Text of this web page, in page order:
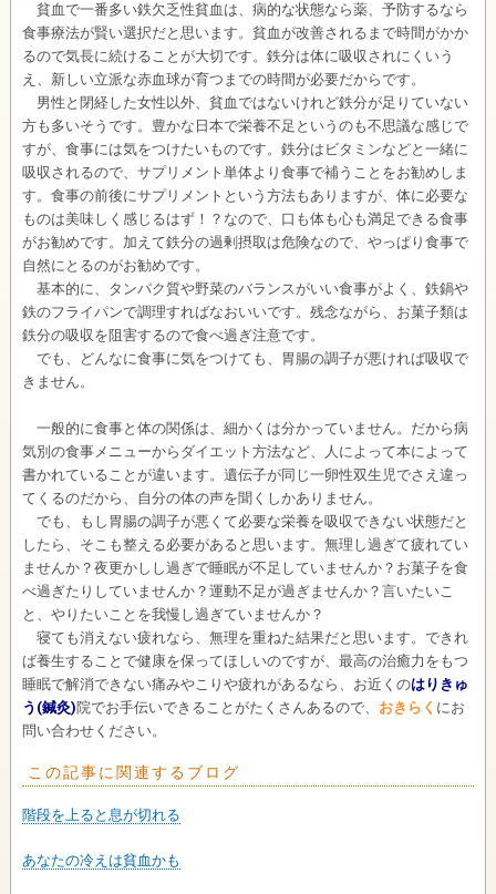
貧血で一番多い鉄欠乏性貧血は、病的な状態なら薬、予防するなら
食事療法が賢い選択だと思います。貧血が改善されるまで時間がかか
るので気長に続けることが大切です。鉄分は体に吸収されにくいう
え、新しい立派な赤血球が育つまでの時間が必要だからです。
男性と閉経した女性以外、貧血ではないけれど鉄分が足りていない
方も多いそうです。豊かな日本で栄養不足というのも不思議な感じで
すが、食事には気をつけたいものです。鉄分はビタミンなどと一緒に
吸収されるので、サプリメント単体より食事で補うことをお勧めしま
す。食事の前後にサプリメントという方法もありますが、体に必要な
ものは美味しく感じるはず！？なので、口も体も心も満足できる食事
がお勧めです。加えて鉄分の過剰摂取は危険なので、やっぱり食事で
自然にとるのがお勧めです。
基本的に、タンパク質や野菜のバランスがいい食事がよく、鉄鍋や
鉄のフライパンで調理すればなおいいです。残念ながら、お菓子類は
鉄分の吸収を阻害するので食べ過ぎ注意です。
でも、どんなに食事に気をつけても、胃腸の調子が悪ければ吸収で
きません。
一般的に食事と体の関係は、細かくは分かっていません。だから病
気別の食事メニューからダイエット方法など、人によって本によって
書かれていることが違います。遺伝子が同じ一卵性双生児でさえ違っ
てくるのだから、自分の体の声を聞くしかありません。
でも、もし胃腸の調子が悪くて必要な栄養を吸収できない状態だと
したら、そこも整える必要があると思います。無理し過ぎて疲れてい
ませんか？夜更かしし過ぎで睡眠が不足していませんか？お菓子を食
べ過ぎたりしていませんか？運動不足が過ぎませんか？言いたいこ
と、やりたいことを我慢し過ぎていませんか？
寝ても消えない疲れなら、無理を重ねた結果だと思います。できれ
ば養生することで健康を保ってほしいのですが、最高の治癒力をもつ
睡眠で解消できない痛みやこりや疲れがあるなら、お近くのはりきゅ
う(鍼灸)院でお手伝いできることがたくさんあるので、 おきらく にお
問い合わせください。
この記事に関連するブログ
階段を上ると息が切れる
あなたの冷えは貧血かも